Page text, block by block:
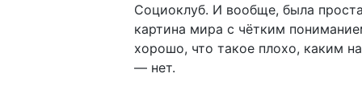
Социоклуб. И вообще, была
картина мира с чётким
хорошо, что такое плохо, каким
— нет.